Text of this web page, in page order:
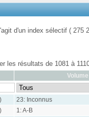
d'un index sélectif ( 275
les résultats de 1081 à
Volume
23: Inconnus
1: A-B